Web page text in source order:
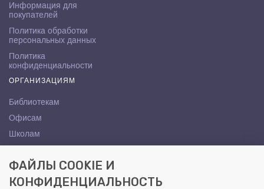
Информация для
покупателей
Политика обработки
персональных данных
Политика
конфиденциальности
ОРГАНИЗАЦИЯМ
Библиотекам
Офисам
Школам
КОНТАКТЫ
Саратов, ул. Осипова, 10А
ФАЙЛЫ COOKIE И
КОНФИДЕНЦИАЛЬНОСТЬ